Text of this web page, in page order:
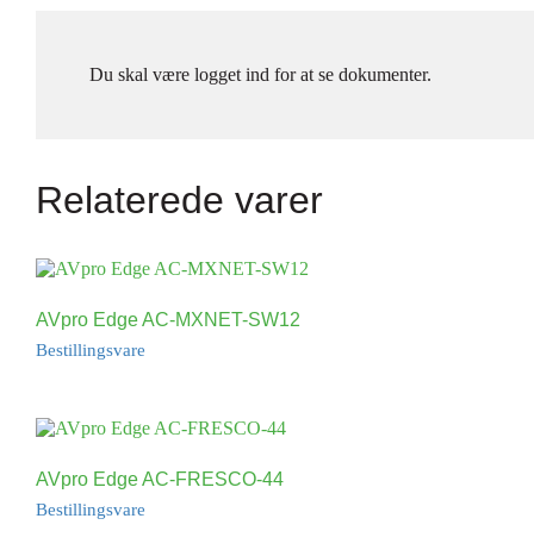
Du skal være logget ind for at se dokumenter.
Relaterede varer
AVpro Edge AC-MXNET-SW12
Bestillingsvare
AVpro Edge AC-FRESCO-44
Bestillingsvare